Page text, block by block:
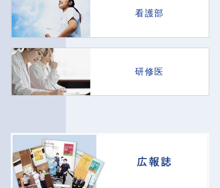
看護部
研修医